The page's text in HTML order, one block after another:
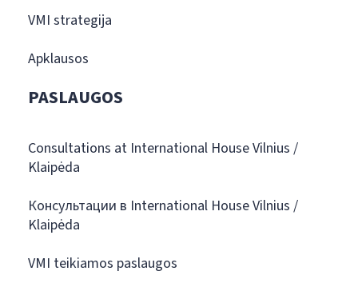
VMI strategija
Apklausos
PASLAUGOS
Consultations at International House Vilnius /
Klaipėda
Консультации в International House Vilnius /
Klaipėda
VMI teikiamos paslaugos